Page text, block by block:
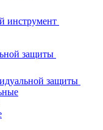
инструмент
защиты
защиты